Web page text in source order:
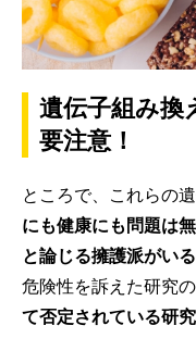
遺伝子組み換
要注意！
ところで、これらの
にも健康にも問題は
と論じる擁護派がいる
危険性を訴えた研究
て否定されている研